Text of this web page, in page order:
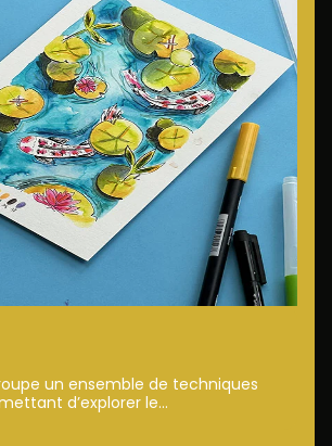
un ensemble de techniques
d’explorer le...